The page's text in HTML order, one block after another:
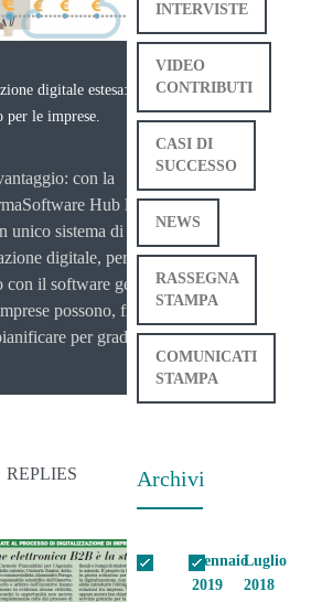
digitale estesa: ecco il sesto
per le imprese.
con la
Hub le imprese
unico sistema di
digitale, perfettamente
con il software gestionale.
possono, fin da
per gradi il [...]
REPLIES
INTERVISTE
VIDEO
CONTRIBUTI
CASI DI
SUCCESSO
NEWS
RASSEGNA
STAMPA
COMUNICATI
STAMPA
Archivi
Gennaio
2019
Luglio
2018